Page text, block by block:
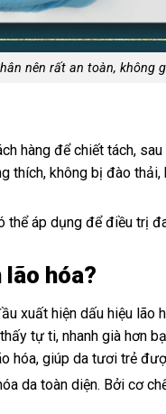
nên rất an toàn, không
hàng để chiết tách,
thích, không bị đào
áp dụng để điều trị
lão hóa?
xuất hiện dấu hiệu lão
tự ti, nhanh già hơn
hóa, giúp da tươi trẻ
da toàn diện. Bởi cơ